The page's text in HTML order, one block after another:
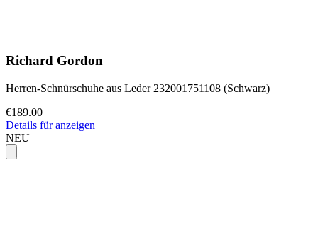
Richard Gordon
Herren-Schnürschuhe aus Leder 232001751108 (Schwarz)
€189.00
Details für anzeigen
NEU